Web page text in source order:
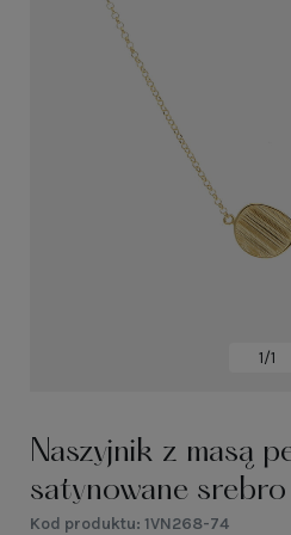
1/1
Naszyjnik z masą
satynowane srebro
Kod produktu: 1VN268-74